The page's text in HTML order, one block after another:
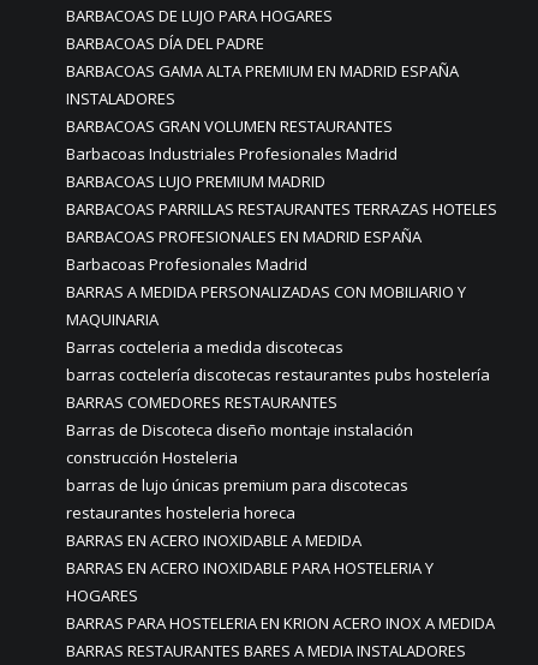
BARBACOAS DE LUJO PARA HOGARES
BARBACOAS DÍA DEL PADRE
BARBACOAS GAMA ALTA PREMIUM EN MADRID ESPAÑA
INSTALADORES
BARBACOAS GRAN VOLUMEN RESTAURANTES
Barbacoas Industriales Profesionales Madrid
BARBACOAS LUJO PREMIUM MADRID
BARBACOAS PARRILLAS RESTAURANTES TERRAZAS HOTELES
BARBACOAS PROFESIONALES EN MADRID ESPAÑA
Barbacoas Profesionales Madrid
BARRAS A MEDIDA PERSONALIZADAS CON MOBILIARIO Y
MAQUINARIA
Barras cocteleria a medida discotecas
barras coctelería discotecas restaurantes pubs hostelería
BARRAS COMEDORES RESTAURANTES
Barras de Discoteca diseño montaje instalación
construcción Hosteleria
barras de lujo únicas premium para discotecas
restaurantes hosteleria horeca
BARRAS EN ACERO INOXIDABLE A MEDIDA
BARRAS EN ACERO INOXIDABLE PARA HOSTELERIA Y
HOGARES
BARRAS PARA HOSTELERIA EN KRION ACERO INOX A MEDIDA
BARRAS RESTAURANTES BARES A MEDIA INSTALADORES